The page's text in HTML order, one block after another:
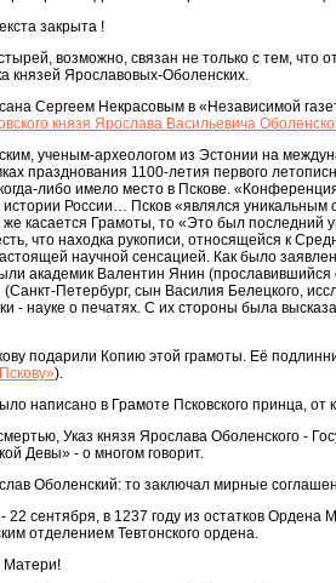
закрыта !
возможно, связан не только с тем,
князей Ярославовых-Оболенских.
Сергеем Некрасовым в «Независимой
князя Ярослава Васильевича
ученым-археологом из Эстонии на
празднования 1100-летия первого
либо имело место в Пскове.
России… Псков «являлся
касается Грамоты, то «Это был последний
что находка рукописи, относящейся к
научной сенсацией. Как было
академик Валентин Янин (прославившийся
Петербург, сын Василия Белецкого,
- науке о печатях. С их стороны была
подарили Копию этой грамоты. Её
).
написано в Грамоте Псковского принца,
Указ князя Ярослава Оболенского -
Девы» - о многом говорит.
Оболенский: то заключал мирные
сентября, в 1237 году из остатков Ордена
отделением Тевтонского ордена.
Матери!